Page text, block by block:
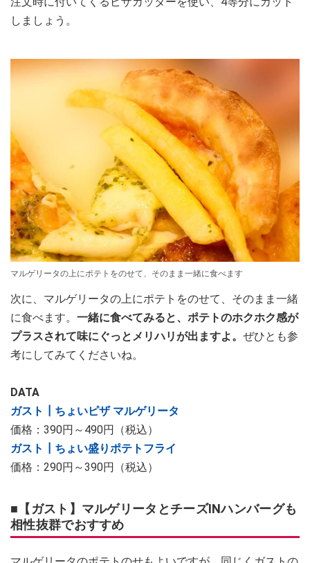
しましょう。
マルゲリータの上にポテトをのせて、そのまま一緒に食べます
次に、マルゲリータの上にポテトをのせて、そのまま一緒
に食べます。 一緒に食べてみると、ポテトのホクホク感が
プラスされて味にぐっとメリハリが出ますよ。 ぜひとも参
考にしてみてくださいね。
DATA
ガスト┃ちょいピザ マルゲリータ
価格：390円～490円（税込）
ガスト┃ちょい盛りポテトフライ
価格：290円～390円（税込）
■【ガスト】マルゲリータとチーズINハンバーグも
相性抜群でおすすめ